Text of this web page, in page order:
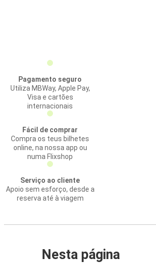
Pagamento seguro
Utiliza MBWay, Apple Pay,
Visa e cartões
internacionais
Fácil de comprar
Compra os teus bilhetes
online, na nossa app ou
numa Flixshop
Serviço ao cliente
Apoio sem esforço, desde a
reserva até à viagem
Nesta página